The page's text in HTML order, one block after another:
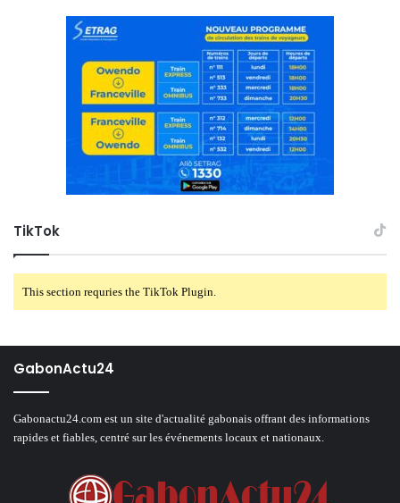
TikTok
This section requries the TikTok Plugin.
GabonActu24
Gabonactu24.com est un site d'actualité gabonais offrant des informations
rapides et fiables, centré sur les événements locaux et nationaux.